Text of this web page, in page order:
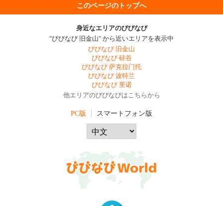
このページのトップへ
身近なエリアのびびなび
"びびなび 旧金山" から近いエリアを表示中
びびなび 旧金山
びびなび 硅谷
びびなび 萨克拉门托
びびなび 波特兰
びびなび 里诺
他エリアのびびなびはこちらから
PC版 スマートフォン版